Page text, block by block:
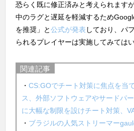
恐らく既に修正済みと考えられます
中のラグと遅延を軽減するため
を推奨」と公式が発表 しており、パ
られるプレイヤーは実施してみては
関連記事
・ CS:GOでチート対策に焦点を当
ス、外部ソフトウェアやサードパ
に大幅な制限を設けチート対策、
・ ブラジルの人気ストリーマー